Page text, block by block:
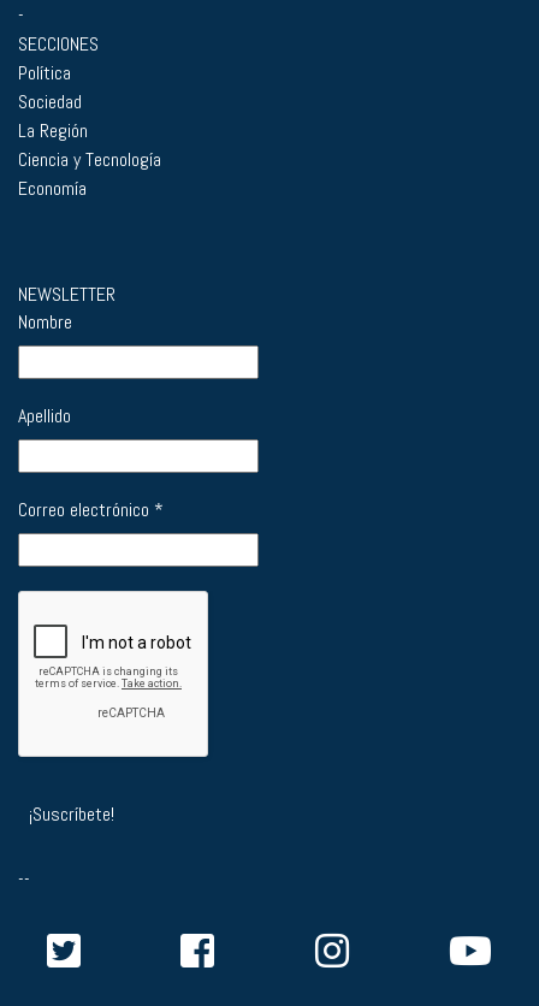
-
SECCIONES
Política
Sociedad
La Región
Ciencia y Tecnología
Economía
NEWSLETTER
Nombre
Apellido
Correo electrónico *
--